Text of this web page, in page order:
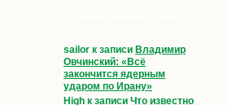
sailor к записи Владимир
Овчинский: «Всё
закончится ядерным
ударом по Ирану»
High к записи Что известно